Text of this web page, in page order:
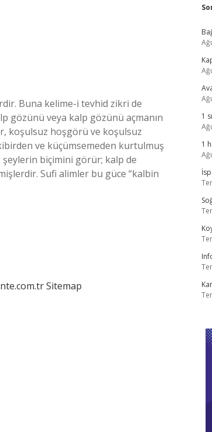
Buna kelime-i tevhid zikri de
gözünü veya kalp gözünü açmanın
koşulsuz hoşgörü ve koşulsuz
ve küçümsemeden kurtulmuş
biçimini görür; kalp de
Sufi alimler bu güce “kalbin
Sitemap
1
1